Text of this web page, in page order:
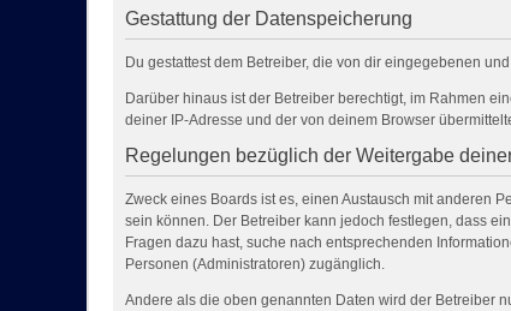
Gestattung der Datenspeicherung
Du gestattest dem Betreiber, die von dir eingegebenen
Darüber hinaus ist der Betreiber berechtigt, im Rahmen
deiner IP-Adresse und der von deinem Browser
Regelungen bezüglich der Weitergabe
Zweck eines Boards ist es, einen Austausch mit anderen
sein können. Der Betreiber kann jedoch festlegen, dass
Fragen dazu hast, suche nach entsprechenden
Personen (Administratoren) zugänglich.
Andere als die oben genannten Daten wird der Betreiber